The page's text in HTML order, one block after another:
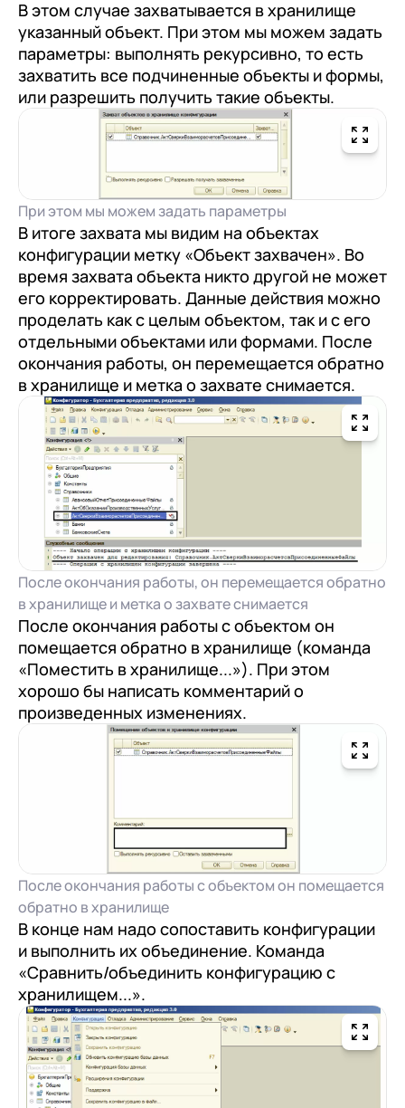
В этом случае захватывается в хранилище
указанный объект. При этом мы можем задать
параметры: выполнять рекурсивно, то есть
захватить все подчиненные объекты и формы,
или разрешить получить такие объекты.
При этом мы можем задать параметры
В итоге захвата мы видим на объектах
конфигурации метку «Объект захвачен». Во
время захвата объекта никто другой не может
его корректировать. Данные действия можно
проделать как с целым объектом, так и с его
отдельными объектами или формами. После
окончания работы, он перемещается обратно
в хранилище и метка о захвате снимается.
После окончания работы, он перемещается обратно
в хранилище и метка о захвате снимается
После окончания работы с объектом он
помещается обратно в хранилище (команда
«Поместить в хранилище...»). При этом
хорошо бы написать комментарий о
произведенных изменениях.
После окончания работы с объектом он помещается
обратно в хранилище
В конце нам надо сопоставить конфигурации
и выполнить их объединение. Команда
«Сравнить/объединить конфигурацию с
хранилищем...».